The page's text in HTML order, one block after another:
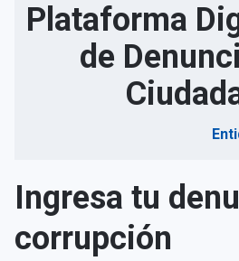
Plataforma
de
Ingresa tu
corrupción